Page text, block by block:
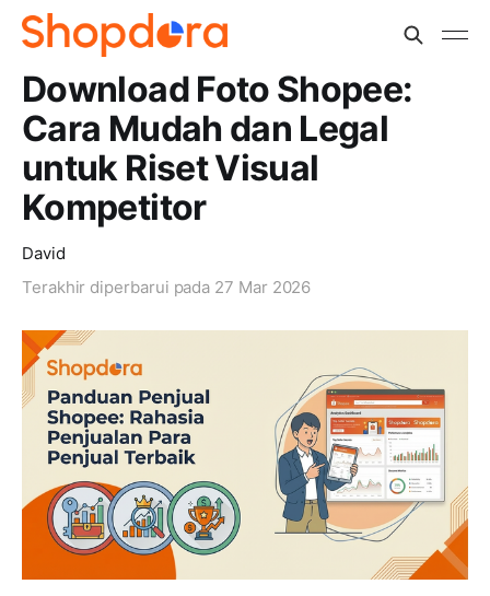
Download Foto Shopee:
Cara Mudah dan Legal
untuk Riset Visual
Kompetitor
David
Terakhir diperbarui pada 27 Mar 2026